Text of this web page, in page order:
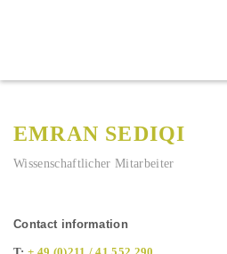
EMRAN SEDIQI
Wissenschaftlicher Mitarbeiter
Contact information